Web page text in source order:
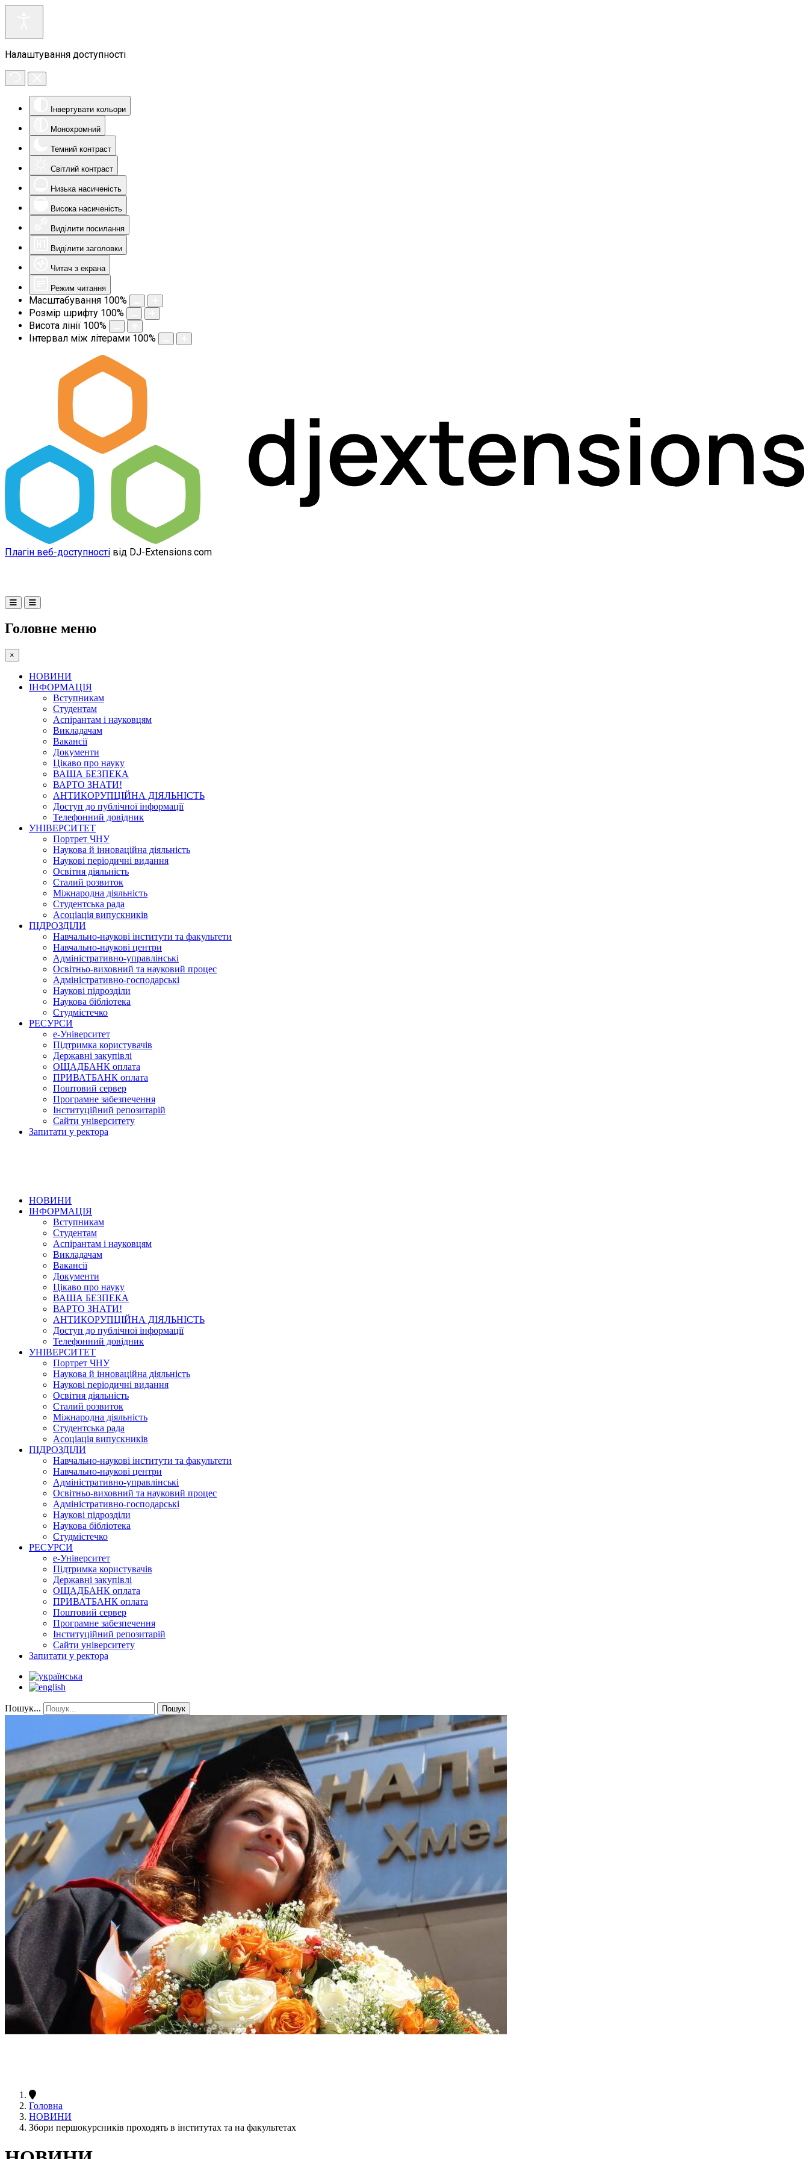
Налаштування доступності
Інвертувати кольори
Монохромний
Темний контраст
Світлий контраст
Низька насиченість
Висока насиченість
Виділити посилання
Виділити заголовки
Читач з екрана
Режим читання
Масштабування 100%
Розмір шрифту 100%
Висота лінії 100%
Інтервал між літерами 100%
Плагін веб-доступності від DJ-Extensions.com
Головне меню
×
НОВИНИ
ІНФОРМАЦІЯ
Вступникам
Студентам
Аспірантам і науковцям
Викладачам
Вакансії
Документи
Цікаво про науку
ВАША БЕЗПЕКА
ВАРТО ЗНАТИ!
АНТИКОРУПЦІЙНА ДІЯЛЬНІСТЬ
Доступ до публічної інформації
Телефонний довідник
УНІВЕРСИТЕТ
Портрет ЧНУ
Наукова й інноваційна діяльність
Наукові періодичні видання
Освітня діяльність
Сталий розвиток
Міжнародна діяльність
Студентська рада
Асоціація випускників
ПІДРОЗДІЛИ
Навчально-наукові інститути та факультети
Навчально-наукові центри
Адміністративно-управлінські
Освітньо-виховний та науковий процес
Адміністративно-господарські
Наукові підрозділи
Наукова бібліотека
Студмістечко
РЕСУРСИ
е-Університет
Підтримка користувачів
Державні закупівлі
ОЩАДБАНК оплата
ПРИВАТБАНК оплата
Поштовий сервер
Програмне забезпечення
Інституційний репозитарій
Сайти університету
Запитати у ректора
НОВИНИ
ІНФОРМАЦІЯ
Вступникам
Студентам
Аспірантам і науковцям
Викладачам
Вакансії
Документи
Цікаво про науку
ВАША БЕЗПЕКА
ВАРТО ЗНАТИ!
АНТИКОРУПЦІЙНА ДІЯЛЬНІСТЬ
Доступ до публічної інформації
Телефонний довідник
УНІВЕРСИТЕТ
Портрет ЧНУ
Наукова й інноваційна діяльність
Наукові періодичні видання
Освітня діяльність
Сталий розвиток
Міжнародна діяльність
Студентська рада
Асоціація випускників
ПІДРОЗДІЛИ
Навчально-наукові інститути та факультети
Навчально-наукові центри
Адміністративно-управлінські
Освітньо-виховний та науковий процес
Адміністративно-господарські
Наукові підрозділи
Наукова бібліотека
Студмістечко
РЕСУРСИ
е-Університет
Підтримка користувачів
Державні закупівлі
ОЩАДБАНК оплата
ПРИВАТБАНК оплата
Поштовий сервер
Програмне забезпечення
Інституційний репозитарій
Сайти університету
Запитати у ректора
Пошук... Пошук
Головна
НОВИНИ
Збори першокурсників проходять в інститутах та на факультетах